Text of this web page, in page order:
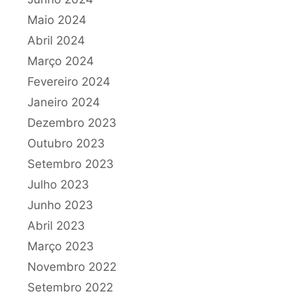
Maio 2024
Abril 2024
Março 2024
Fevereiro 2024
Janeiro 2024
Dezembro 2023
Outubro 2023
Setembro 2023
Julho 2023
Junho 2023
Abril 2023
Março 2023
Novembro 2022
Setembro 2022